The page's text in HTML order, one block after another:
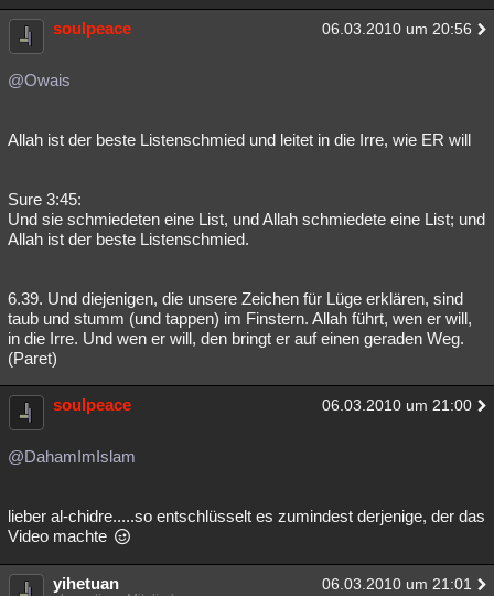
soulpeace 06.03.2010 um 20:56
@Owais
Allah ist der beste Listenschmied und leitet in die Irre, wie ER will
Sure 3:45:
Und sie schmiedeten eine List, und Allah schmiedete eine List; und
Allah ist der beste Listenschmied.
6.39. Und diejenigen, die unsere Zeichen für Lüge erklären, sind
taub und stumm (und tappen) im Finstern. Allah führt, wen er will,
in die Irre. Und wen er will, den bringt er auf einen geraden Weg.
(Paret)
soulpeace 06.03.2010 um 21:00
@DahamImIslam
lieber al-chidre.....so entschlüsselt es zumindest derjenige, der das
Video machte
yihetuan 06.03.2010 um 21:01